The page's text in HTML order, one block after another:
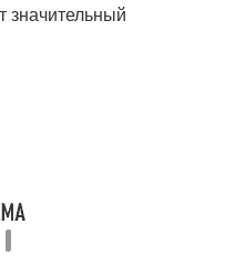
значительный